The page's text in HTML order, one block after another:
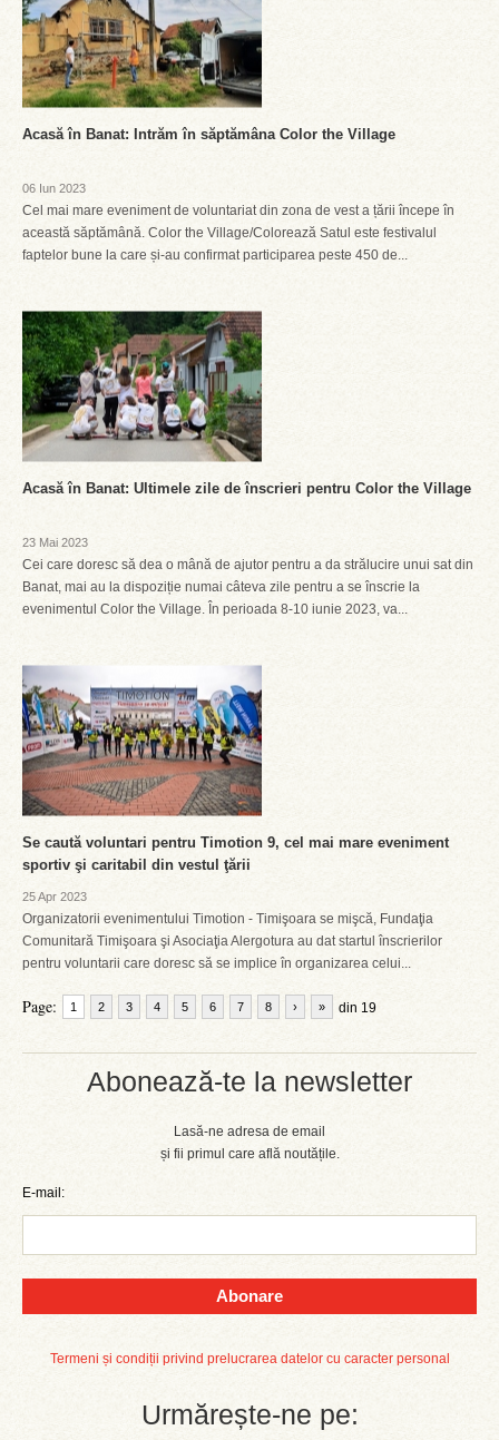
Abonează-te la newsletter
Lasă-ne adresa de email
și fii primul care află noutățile.
E-mail:
Abonare
Termeni și condiții privind prelucrarea datelor cu caracter personal
Urmărește-ne pe:
Acasă în Banat: Intrăm în săptămâna Color the Village
06 Iun 2023
Cel mai mare eveniment de voluntariat din zona de vest a țării începe în
această săptămână. Color the Village/Colorează Satul este festivalul
faptelor bune la care și-au confirmat participarea peste 450 de...
Acasă în Banat: Ultimele zile de înscrieri pentru Color the Village
23 Mai 2023
Cei care doresc să dea o mână de ajutor pentru a da strălucire unui sat din
Banat, mai au la dispoziție numai câteva zile pentru a se înscrie la
evenimentul Color the Village. În perioada 8-10 iunie 2023, va...
Se caută voluntari pentru Timotion 9, cel mai mare eveniment
sportiv şi caritabil din vestul ţării
25 Apr 2023
Organizatorii evenimentului Timotion - Timişoara se mişcă, Fundaţia
Comunitară Timişoara şi Asociaţia Alergotura au dat startul înscrierilor
pentru voluntarii care doresc să se implice în organizarea celui...
Page: 1 2 3 4 5 6 7 8 din 19
› »